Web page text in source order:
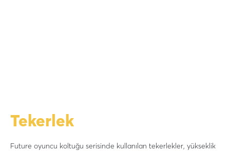
Tekerlek
Future oyuncu koltuğu serisinde kullanılan tekerlekler, yükseklik